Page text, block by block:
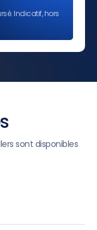
Indicatif, hors
sont disponibles